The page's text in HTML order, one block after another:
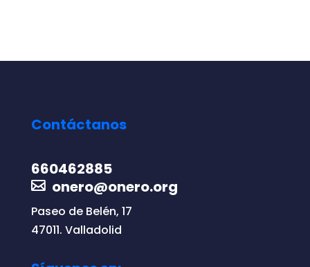
Contáctanos
660462885
onero@onero.org
Paseo de Belén, 17
47011. Valladolid